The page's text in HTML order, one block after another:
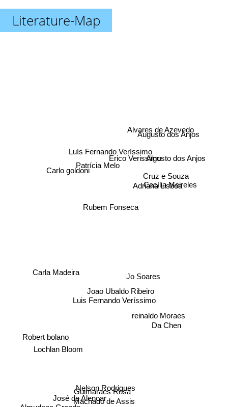
Literature-Map
Luis Fernando Veríssimo
Joao Ubaldo Ribeiro
Jo Soares
Machado de Assis
Rubem Fonseca
Guimaraes Rosa
Nelson Rodrigues
reinaldo Moraes
Da Chen
Patrícia Melo
Luís Fernando Veríssimo
José de Alencar
Adriana Lisboa
Carlo goldoni
Carla Madeira
Lochlan Bloom
Cruz e Souza
Erico Verissimo
Robert bolano
Algusto dos Anjos
Cecília Meireles
Augusto dos Anjos
Alvares de Azevedo